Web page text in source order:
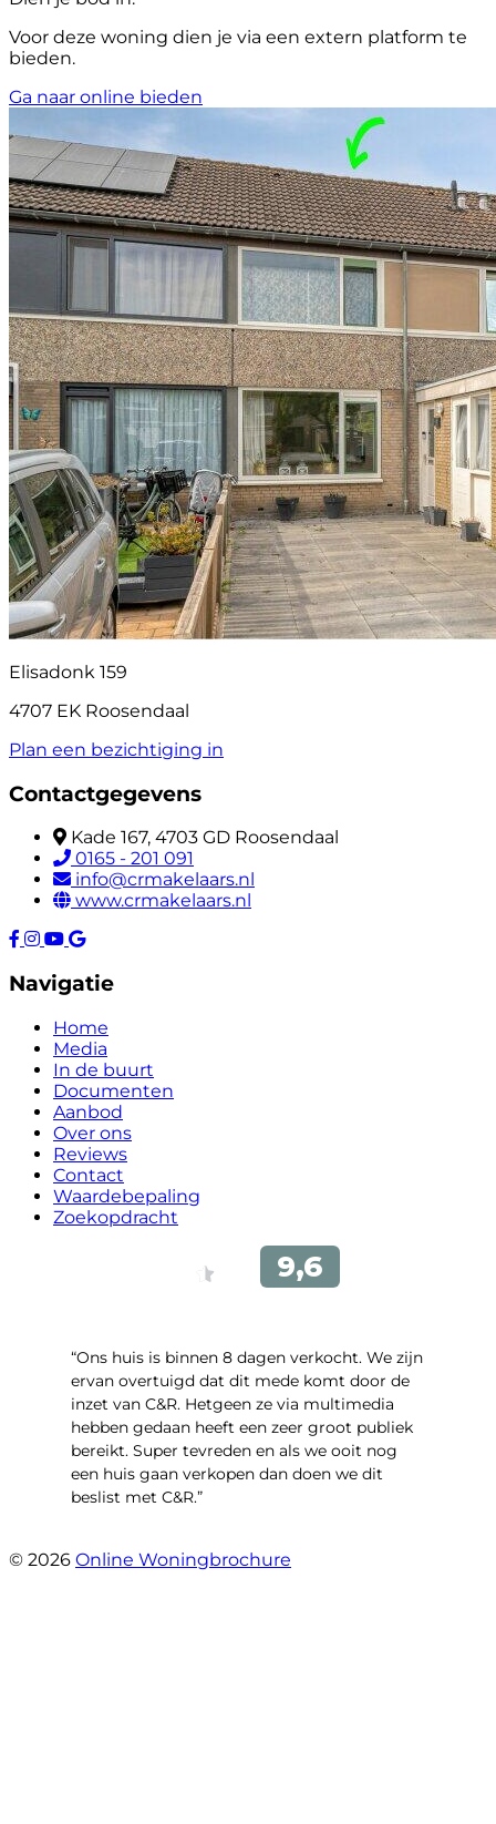
Voor deze woning dien je via een extern platform te
bieden.
Ga naar online bieden
Elisadonk 159
4707 EK Roosendaal
Plan een bezichtiging in
Contactgegevens
Kade 167, 4703 GD Roosendaal
0165 - 201 091
info@crmakelaars.nl
www.crmakelaars.nl
Navigatie
Home
Media
In de buurt
Documenten
Aanbod
Over ons
Reviews
Contact
Waardebepaling
Zoekopdracht
“Ons huis is binnen 8 dagen verkocht. We zijn
ervan overtuigd dat dit mede komt door de
inzet van C&R. Hetgeen ze via multimedia
hebben gedaan heeft een zeer groot publiek
bereikt. Super tevreden en als we ooit nog
een huis gaan verkopen dan doen we dit
beslist met C&R.”
© 2026 Online Woningbrochure